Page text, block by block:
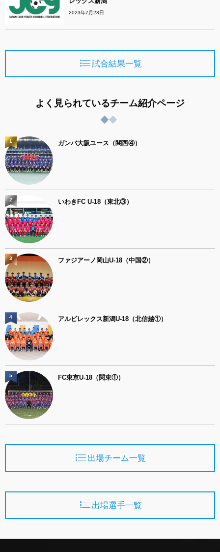
2023年7月23日
試合結果一覧
よく見られているチーム紹介ページ
ガンバ大阪ユース（関西④）
1
いわきFC U-18（東北③）
2
ファジアーノ岡山U-18（中国②）
3
アルビレックス新潟U-18（北信越①）
4
FC東京U-18（関東①）
5
出場チーム一覧
出場選手一覧